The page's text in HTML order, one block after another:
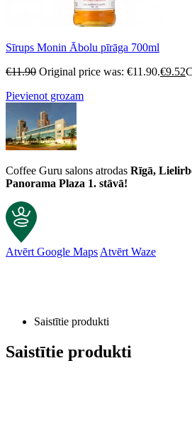
Sīrups Monin Ābolu pīrāga 700ml
€11.90 Original price was: €11.90.€9.52
Pievienot grozam
Coffee Guru salons atrodas Rīgā,
Panorama Plaza 1. stāvā!
Atvērt Google Maps Atvērt Waze
Saistītie produkti
Saistītie produkti